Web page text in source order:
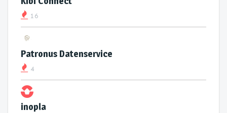
16
Patronus Datenservice
4
inopla